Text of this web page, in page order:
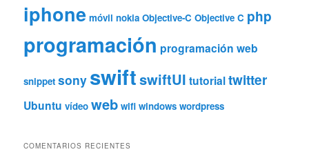
iphone móvil nokia Objective-C Objective C php
programación programación web
snippet sony swiftswiftUI tutorialtwitter
Ubuntu vídeo web wifi windows wordpress
COMENTARIOS RECIENTES